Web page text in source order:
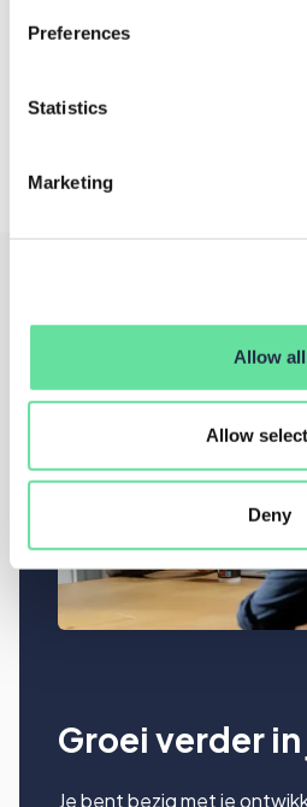
Preferences
Statistics
Marketing
Allow all
Allow
Deny
Kennis van een API en
Groei verder in
Je bent bezig met je